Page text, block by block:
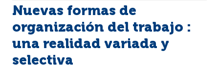
Nuevas formas de
organización del trabajo :
una realidad variada y
selectiva